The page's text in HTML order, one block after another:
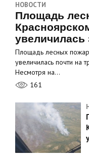
НОВОСТИ
Площадь
увеличилась
Площадь лесных
увеличилась почти на
Несмотря на…
161